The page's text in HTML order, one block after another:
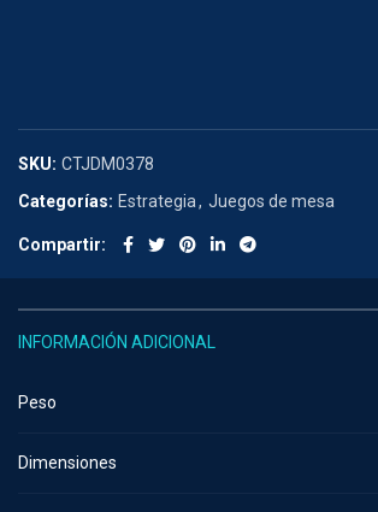
SKU: CTJDM0378
Categorías: Estrategia, Juegos de mesa
Compartir
INFORMACIÓN ADICIONAL
Peso
Dimensiones